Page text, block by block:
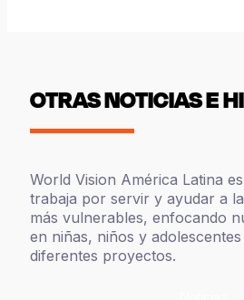
OTRAS NOTICIAS E
World Vision América Latina
trabaja por servir y ayudar a
más vulnerables, enfocando
en niñas, niños y
diferentes proyectos.